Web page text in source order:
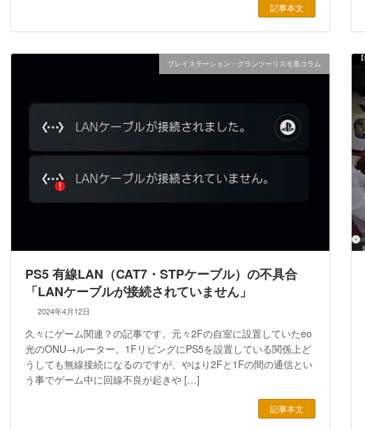
記事本文
プレイステーション・グランツーリスモ系コラム
PS5 有線LAN（CAT7・STPケーブル）の不具合
「LANケーブルが接続されていません」
2024年4月12日
久々にゲーム関連？の記事です。元々2Fの自室に設置していたeo
光のONU→ルーター。1FリビングにPS5を設置している関係上ど
うしても無線接続になるのですが、やはり2Fと1Fの間の通信とい
う事でゲーム中に回線不良が起きや […]
記事本文